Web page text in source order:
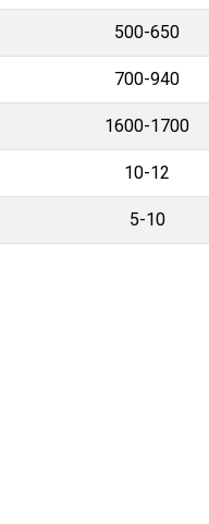
500-650
700-940
1600-1700
10-12
5-10